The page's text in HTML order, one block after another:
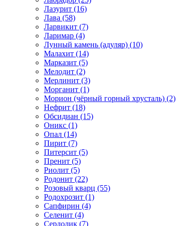
Лазурит (16)
Лава (58)
Ларвикит (7)
Ларимар (4)
Лунный камень (адуляр) (10)
Малахит (14)
Марказит (5)
Мелодит (2)
Мерлинит (3)
Морганит (1)
Морион (чёрный горный хрусталь) (2)
Нефрит (18)
Обсидиан (15)
Оникс (1)
Опал (14)
Пирит (7)
Питерсит (5)
Пренит (5)
Риолит (5)
Родонит (22)
Розовый кварц (55)
Родохрозит (1)
Сапфирин (4)
Селенит (4)
Сердолик (7)